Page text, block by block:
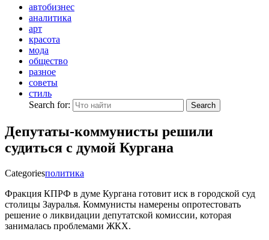
автобизнес
аналитика
арт
красота
мода
общество
разное
советы
стиль
Search for:
Search
Депутаты-коммунисты решили
судиться с думой Кургана
Categoriesполитика
Фракция КПРФ в думе Кургана готовит иск в городской суд
столицы Зауралья. Коммунисты намерены опротестовать
решение о ликвидации депутатской комиссии, которая
занималась проблемами ЖКХ.